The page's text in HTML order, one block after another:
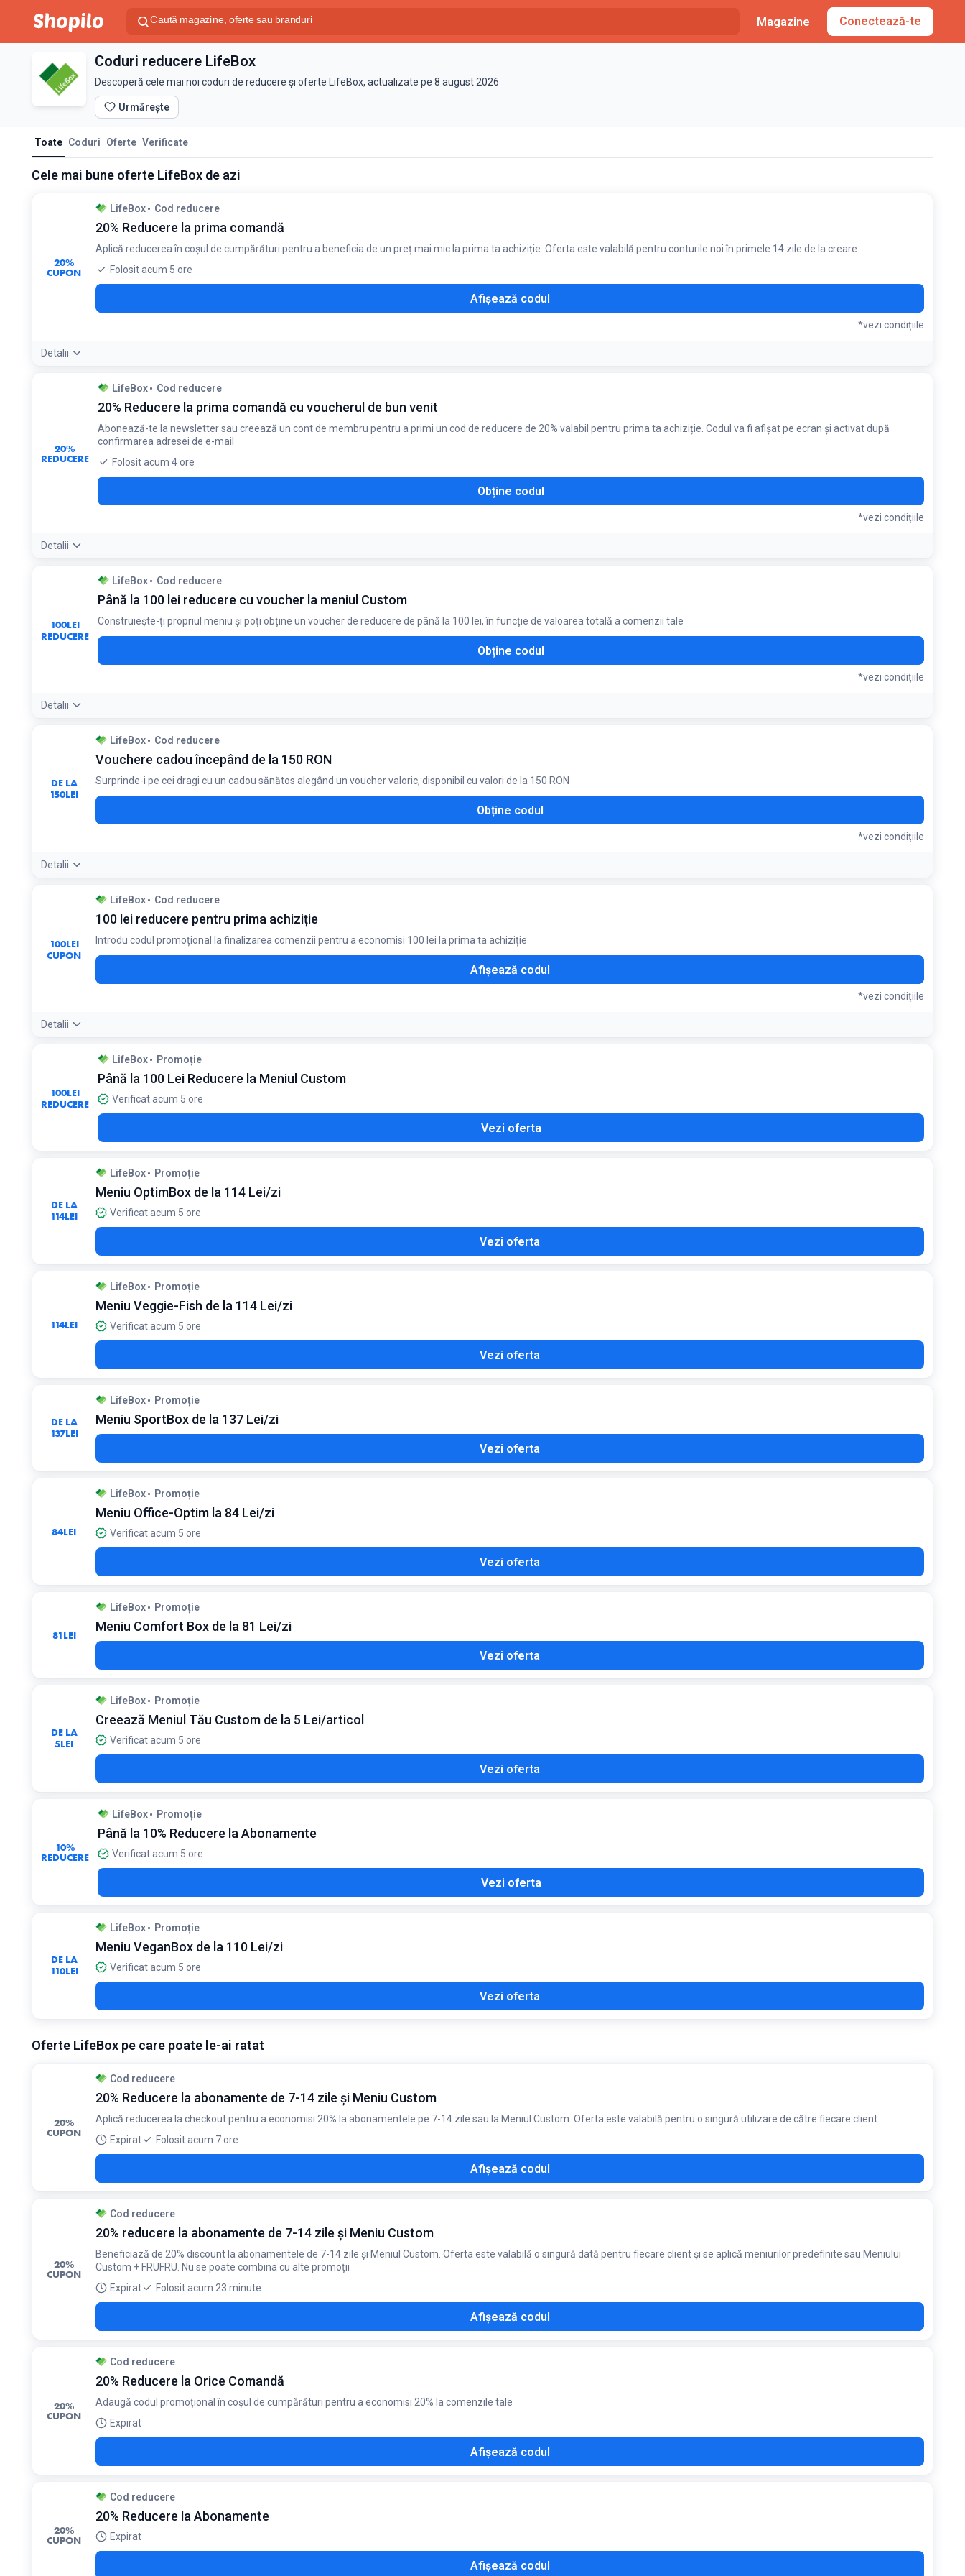
Magazine Conectează-te
Coduri reducere LifeBox
Descoperă cele mai noi coduri de reducere și oferte LifeBox, actualizate pe 8 august 2026
Urmărește
Toate Coduri Oferte Verificate
Cele mai bune oferte LifeBox de azi
20%
CUPON
LifeBox Cod reducere
20% Reducere la prima comandă
Aplică reducerea în coșul de cumpărături pentru a beneficia de un preț mai mic la prima ta achiziție. Oferta este valabilă pentru conturile noi în primele 14 zile de la creare
Folosit acum 5 ore
Afișează codul
*vezi condițiile
Detalii
20%
REDUCERE
LifeBox Cod reducere
20% Reducere la prima comandă cu voucherul de bun venit
Abonează-te la newsletter sau creează un cont de membru pentru a primi un cod de reducere de 20% valabil pentru prima ta achiziție. Codul va fi afișat pe ecran și activat după
confirmarea adresei de e-mail
Folosit acum 4 ore
Obține codul
*vezi condițiile
Detalii
100LEI
REDUCERE
LifeBox Cod reducere
Până la 100 lei reducere cu voucher la meniul Custom
Construiește-ți propriul meniu și poți obține un voucher de reducere de până la 100 lei, în funcție de valoarea totală a comenzii tale
Obține codul
*vezi condițiile
Detalii
DE LA
150LEI
LifeBox Cod reducere
Vouchere cadou începând de la 150 RON
Surprinde-i pe cei dragi cu un cadou sănătos alegând un voucher valoric, disponibil cu valori de la 150 RON
Obține codul
*vezi condițiile
Detalii
100LEI
CUPON
LifeBox Cod reducere
100 lei reducere pentru prima achiziție
Introdu codul promoțional la finalizarea comenzii pentru a economisi 100 lei la prima ta achiziție
Afișează codul
*vezi condițiile
Detalii
Ofertă destinată exclusiv clienților noi
100LEI
REDUCERE
LifeBox Promoție
Până la 100 Lei Reducere la Meniul Custom
Verificat acum 5 ore
Vezi oferta
DE LA
114LEI
LifeBox Promoție
Meniu OptimBox de la 114 Lei/zi
Verificat acum 5 ore
Vezi oferta
114LEI
LifeBox Promoție
Meniu Veggie-Fish de la 114 Lei/zi
Verificat acum 5 ore
Vezi oferta
DE LA
137LEI
LifeBox Promoție
Meniu SportBox de la 137 Lei/zi
Vezi oferta
84LEI
LifeBox Promoție
Meniu Office-Optim la 84 Lei/zi
Verificat acum 5 ore
Vezi oferta
81LEI
LifeBox Promoție
Meniu Comfort Box de la 81 Lei/zi
Vezi oferta
DE LA
5LEI
LifeBox Promoție
Creează Meniul Tău Custom de la 5 Lei/articol
Verificat acum 5 ore
Vezi oferta
10%
REDUCERE
LifeBox Promoție
Până la 10% Reducere la Abonamente
Verificat acum 5 ore
Vezi oferta
DE LA
110LEI
LifeBox Promoție
Meniu VeganBox de la 110 Lei/zi
Verificat acum 5 ore
Vezi oferta
Oferte LifeBox pe care poate le-ai ratat
20%
CUPON
Cod reducere
20% Reducere la abonamente de 7-14 zile și Meniu Custom
Aplică reducerea la checkout pentru a economisi 20% la abonamentele pe 7-14 zile sau la Meniul Custom. Oferta este valabilă pentru o singură utilizare de către fiecare client
Expirat
Folosit acum 7 ore
Afișează codul
20%
CUPON
Cod reducere
20% reducere la abonamente de 7-14 zile și Meniu Custom
Beneficiază de 20% discount la abonamentele de 7-14 zile și Meniul Custom. Oferta este valabilă o singură dată pentru fiecare client și se aplică meniurilor predefinite sau Meniului
Custom + FRUFRU. Nu se poate combina cu alte promoții
Expirat
Folosit acum 23 minute
Afișează codul
20%
CUPON
Cod reducere
20% Reducere la Orice Comandă
Adaugă codul promoțional în coșul de cumpărături pentru a economisi 20% la comenzile tale
Expirat
Afișează codul
20%
CUPON
Cod reducere
20% Reducere la Abonamente
Expirat
Afișează codul